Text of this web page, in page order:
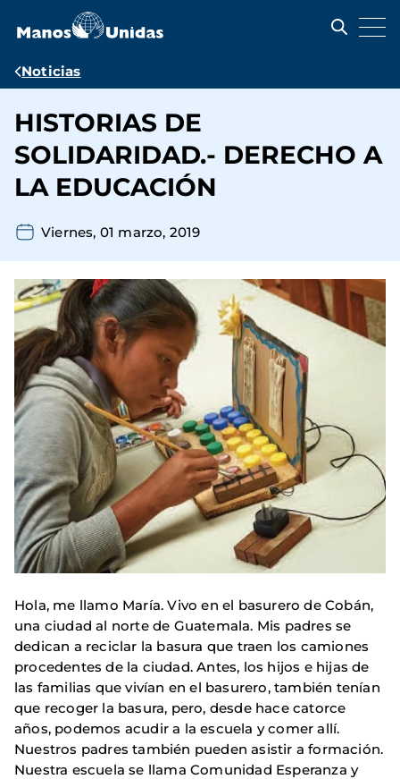
contenido
Ruta
navegación
Noticias
HISTORIAS DE
SOLIDARIDAD.- DERECHO A
LA EDUCACIÓN
Viernes, 01 marzo, 2019
Hola, me llamo María. Vivo en el basurero de Cobán,
una ciudad al norte de Guatemala. Mis padres se
dedican a reciclar la basura que traen los camiones
procedentes de la ciudad. Antes, los hijos e hijas de
las familias que vivían en el basurero, también tenían
que recoger la basura, pero, desde hace catorce
años, podemos acudir a la escuela y comer allí.
Nuestros padres también pueden asistir a formación.
Nuestra escuela se llama Comunidad Esperanza y